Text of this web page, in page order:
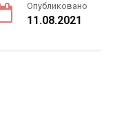
Опубликовано
11.08.2021